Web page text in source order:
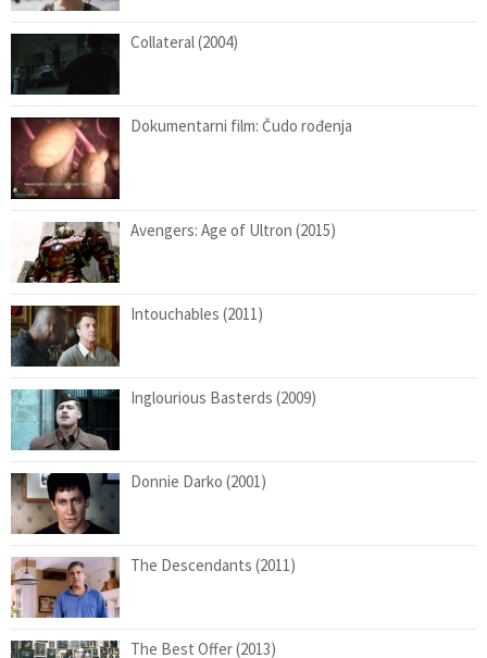
Collateral (2004)
Dokumentarni film: Čudo rođenja
Avengers: Age of Ultron (2015)
Intouchables (2011)
Inglourious Basterds (2009)
Donnie Darko (2001)
The Descendants (2011)
The Best Offer (2013)